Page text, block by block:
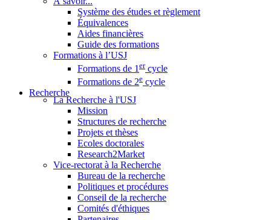
Système des études et règlement
Équivalences
Aides financières
Guide des formations
Formations à l’USJ
Formations de 1 ercycle
Formations de 2e cycle
Recherche
La Recherche à l'USJ
Mission
Structures de recherche
Projets et thèses
Ecoles doctorales
Research2Market
Vice-rectorat à la Recherche
Bureau de la recherche
Politiques et procédures
Conseil de la recherche
Comités d'éthiques